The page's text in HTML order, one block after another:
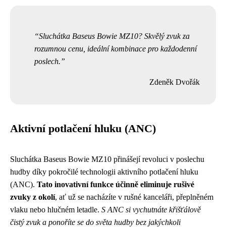
Sluchátka Baseus Bowie MZ10? Skvělý zvuk za
rozumnou cenu, ideální kombinace pro každodenní
poslech.
Zdeněk Dvořák
Aktivní potlačení hluku (ANC)
Sluchátka Baseus Bowie MZ10 přinášejí revoluci v poslechu
hudby díky pokročilé technologii aktivního potlačení hluku
(ANC). Tato inovativní funkce účinně eliminuje rušivé
zvuky z okolí, ať už se nacházíte v rušné kanceláři, přeplněném
vlaku nebo hlučném letadle. S ANC si vychutnáte křišťálově
čistý zvuk a ponoříte se do světa hudby bez jakýchkoli